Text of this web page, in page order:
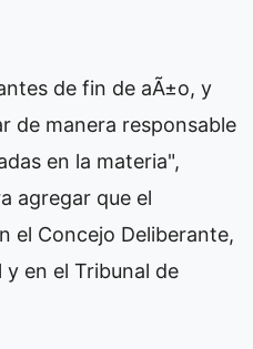
de fin de aÃ±o, y
de manera responsable
en la materia",
agregar que el
el Concejo Deliberante,
y en el Tribunal de